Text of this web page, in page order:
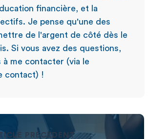
financière, et la
Je pense qu'une des
de l'argent de côté dès le
Si vous avez des questions,
à me contacter (via le
contact) !
PRÉCÉDENT